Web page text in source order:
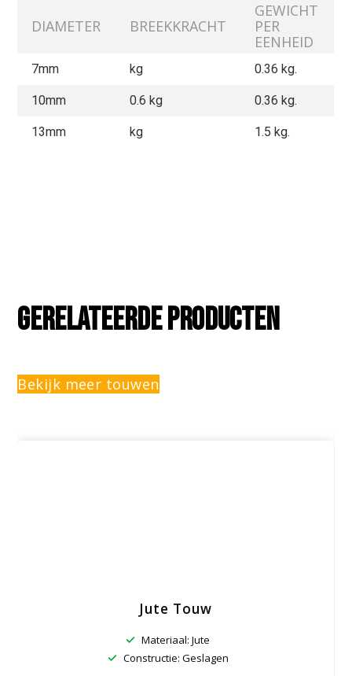
DIAMETER BREEKKRACHT
GEWICHT
PER
EENHEID
7mm kg 0.36 kg.
10mm 0.6 kg 0.36 kg.
13mm kg 1.5 kg.
Gerelateerde producten
Bekijk meer touwen
Jute Touw
Materiaal: Jute
Constructie: Geslagen